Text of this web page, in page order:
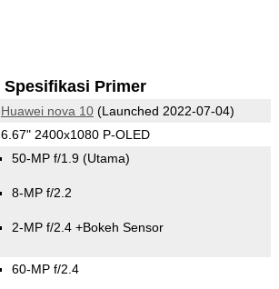
Spesifikasi Primer
Huawei nova 10(Launched 2022-07-04)
6.67" 2400x1080 P-OLED
50-MP f/1.9 (Utama)
8-MP f/2.2
2-MP f/2.4 +Bokeh Sensor
60-MP f/2.4